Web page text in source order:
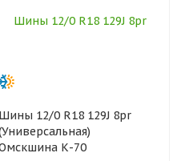
Шины 12/0 R18 129J 8pr
К-70